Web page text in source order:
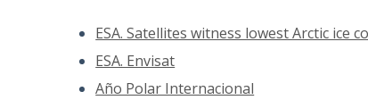
ESA. Satellites witness lowest Arctic ice
ESA. Envisat
Año Polar Internacional